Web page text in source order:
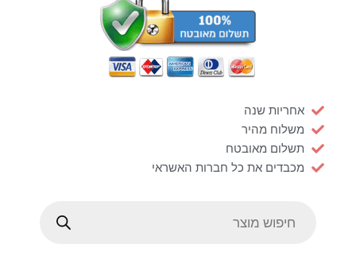
אחריות שנה
משלוח מהיר
תשלום מאובטח
מכבדים את כל חברות האשראי